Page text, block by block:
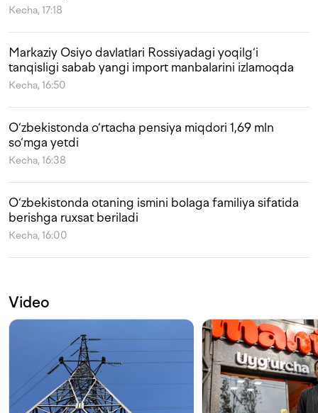
Kecha, 17:18
Markaziy Osiyo davlatlari Rossiyadagi yoqilg‘i
tanqisligi sabab yangi import manbalarini izlamoqda
Kecha, 16:50
O‘zbekistonda o‘rtacha pensiya miqdori 1,69 mln
so‘mga yetdi
Kecha, 16:38
O‘zbekistonda otaning ismini bolaga familiya sifatida
berishga ruxsat beriladi
Kecha, 16:00
Video